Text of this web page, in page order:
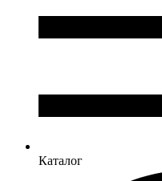
Каталог